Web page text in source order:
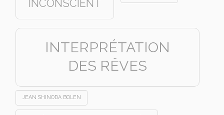
INCONSCIENT
INTERPRÉTATION
DES RÊVES
JEAN SHINODA BOLEN